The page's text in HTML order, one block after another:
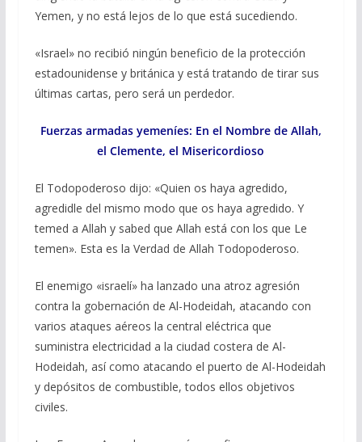
Yemen, y no está lejos de lo que está sucediendo.
«Israel» no recibió ningún beneficio de la protección
estadounidense y británica y está tratando de tirar sus
últimas cartas, pero será un perdedor.
Fuerzas armadas yemeníes: En el Nombre de Allah,
el Clemente, el Misericordioso
El Todopoderoso dijo: «Quien os haya agredido,
agredidle del mismo modo que os haya agredido. Y
temed a Allah y sabed que Allah está con los que Le
temen». Esta es la Verdad de Allah Todopoderoso.
El enemigo «israelí» ha lanzado una atroz agresión
contra la gobernación de Al-Hodeidah, atacando con
varios ataques aéreos la central eléctrica que
suministra electricidad a la ciudad costera de Al-
Hodeidah, así como atacando el puerto de Al-Hodeidah
y depósitos de combustible, todos ellos objetivos
civiles.